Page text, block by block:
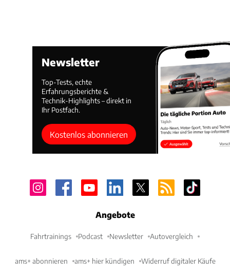
Newsletter
Top-Tests, echte
Erfahrungsberichte &
Technik-Highlights – direkt in
Ihr Postfach.
Kostenlos abonnieren
Angebote
Fahrtrainings Podcast Newsletter Autovergleich
ams+ abonnieren ams+ hier kündigen Widerruf digitaler Käufe